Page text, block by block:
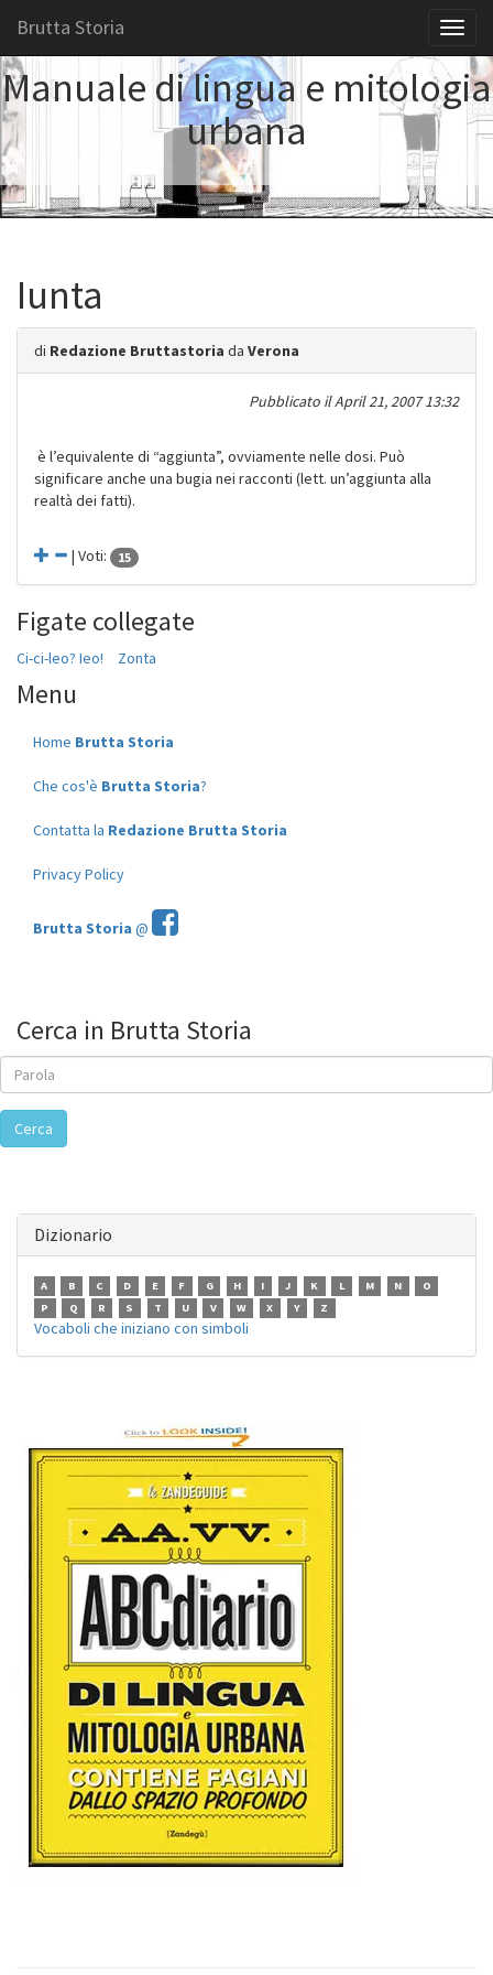
Brutta Storia
Manuale di lingua e mitologia
urbana
Iunta
di Redazione Bruttastoria da Verona
Pubblicato ilApril 21, 2007 13:32
è l’equivalente di “aggiunta”, ovviamente nelle dosi. Può
significare anche una bugia nei racconti (lett. un’aggiunta alla
realtà dei fatti).
| Voti: 15
Figate collegate
Ci-ci-leo? Ieo! Zonta
Menu
Home Brutta Storia
Che cos'è Brutta Storia?
Contatta la Redazione Brutta Storia
Privacy Policy
Brutta Storia @
Cerca in Brutta Storia
Cerca
Dizionario
A B C D E F G H I J K L M N
O
P
Q R S T U V W X Y Z
Vocaboli che iniziano con simboli